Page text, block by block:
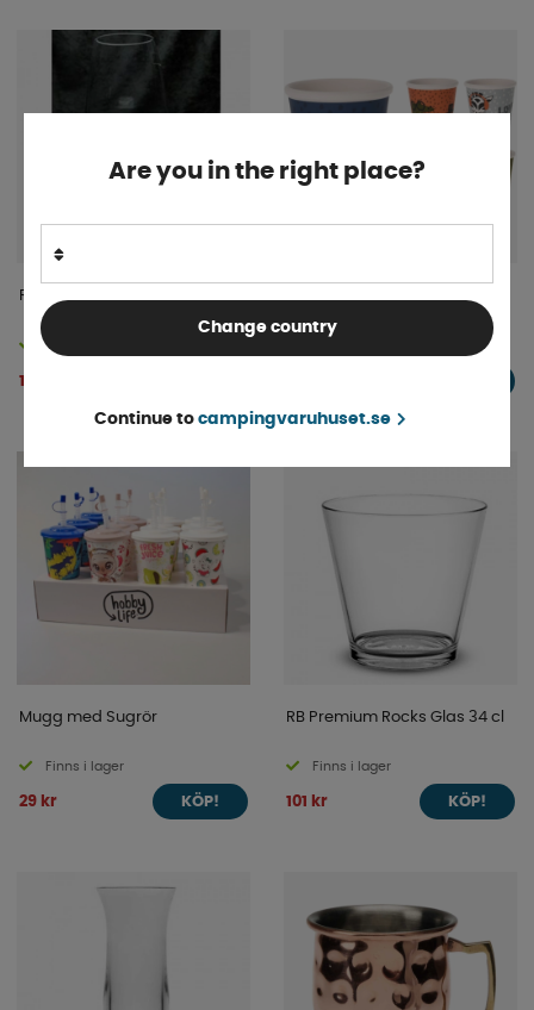
Rödvinsglas Semona
Finns i lager
115 kr
Mugg med Sugrör
Finns i lager
29 kr KÖP!
RB Premium Rocks Glas 34 cl
Finns i lager
101 kr KÖP!
Are you in the right place?
Change country
Continue to campingvaruhuset.se